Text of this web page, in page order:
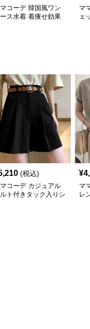
コーデ 韓国風ワン
ス水着 着痩せ効果
マ
ェ
(税込)
コーデ カジュアル
ト付きタック入りシ
¥
マ
レ